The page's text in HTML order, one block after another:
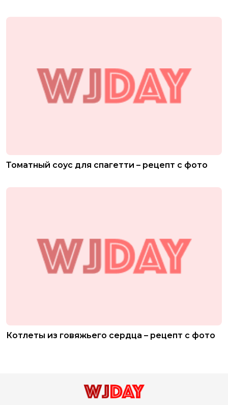
Томатный соус для спагетти – рецепт с фото
Котлеты из говяжьего сердца – рецепт с фото